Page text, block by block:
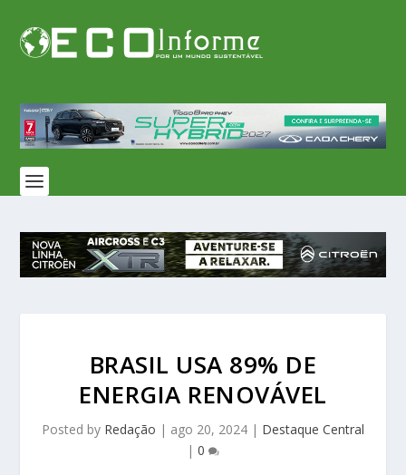
BRASIL USA 89% DE
ENERGIA RENOVÁVEL
Posted by Redação | ago 20, 2024 | Destaque Central
| 0